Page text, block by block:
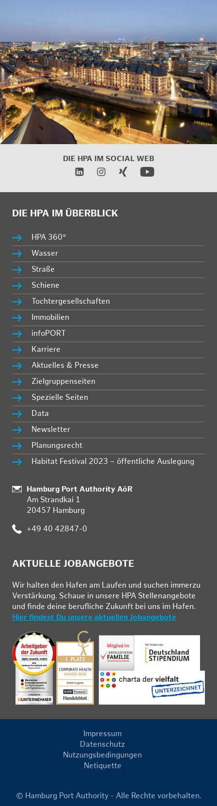
DIE HPA IM SOCIAL WEB
DIE HPA IM ÜBERBLICK
HPA 360°
Wasser
Straße
Schiene
Tochtergesellschaften
Immobilien
infoPORT
Karriere
Aktuelles & Presse
Zielgruppenseiten
Spezielle Seiten
Data
Newsletter
Planungsrecht
Habitat Festival 2023 – öffentliche Auslegung
Standort:
Hamburg Port Authority AöR
Am Strandkai 1
20457 Hamburg
Telefon:
+49 40 42847-0
AKTUELLE JOBANGEBOTE
Wir hal­ten den Ha­fen am Lau­fen und su­chen im­mer­zu
Ver­stär­kung. Schau­e in un­se­re HPA Stel­len­an­ge­bo­te
und fin­de deine be­ruf­li­che Zu­kunft bei uns im Ha­fen.
Hier findest Du unsere aktuellen Jobangebote
Impressum
Datenschutz
Nutzungsbedingungen
Netiquette
© Hamburg Port Authority - Alle Rechte vorbehalten.